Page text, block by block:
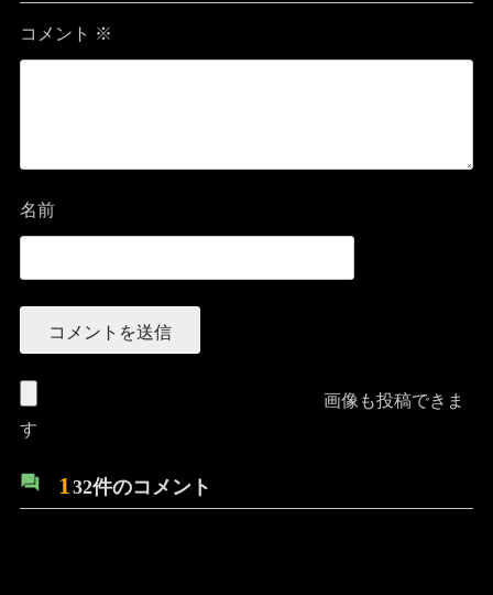
コメント ※
名前
画像も投稿できま
す
132件のコメント